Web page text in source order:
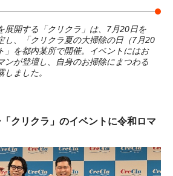
展開する「クリクラ」は、7月20日を
し、「クリクラ夏の大掃除の日（7月20
」を都内某所で開催。イベントにはお
ンが登壇し、自身のお掃除にまつわる
ました。
クリクラ」のイベントに令和ロマ